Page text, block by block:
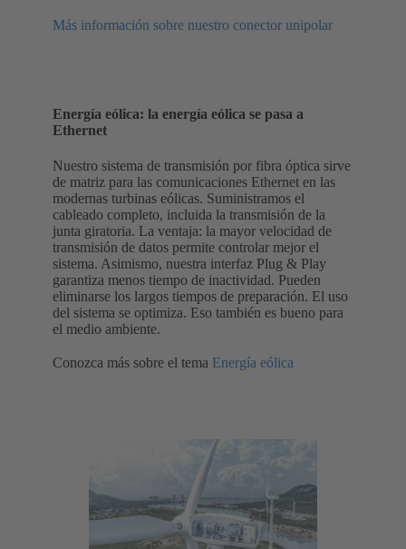
Más información sobre nuestro conector unipolar
Energía eólica: la energía eólica se pasa a
Ethernet
Nuestro sistema de transmisión por fibra óptica sirve
de matriz para las comunicaciones Ethernet en las
modernas turbinas eólicas. Suministramos el
cableado completo, incluida la transmisión de la
junta giratoria. La ventaja: la mayor velocidad de
transmisión de datos permite controlar mejor el
sistema. Asimismo, nuestra interfaz Plug & Play
garantiza menos tiempo de inactividad. Pueden
eliminarse los largos tiempos de preparación. El uso
del sistema se optimiza. Eso también es bueno para
el medio ambiente.
Conozca más sobre el tema Energía eólica